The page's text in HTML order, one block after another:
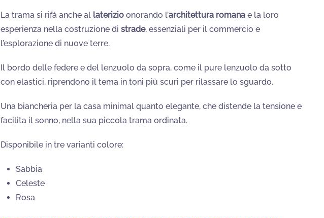
La trama si rifà anche al laterizio onorando l’architettura romana e la loro
esperienza nella costruzione di strade, essenziali per il commercio e
l’esplorazione di nuove terre.
Il bordo delle federe e del lenzuolo da sopra, come il pure lenzuolo da sotto
con elastici, riprendono il tema in toni più scuri per rilassare lo sguardo.
Una biancheria per la casa minimal quanto elegante, che distende la tensione e
facilita il sonno, nella sua piccola trama ordinata.
Disponibile in tre varianti colore:
Sabbia
Celeste
Rosa